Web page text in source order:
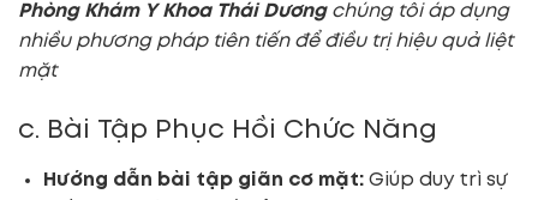
Phòng Khám Y Khoa Thái Dươngchúng tôi áp dụng
nhiều phương pháp tiên tiến để điều trị hiệu quả liệt
mặt
c. Bài Tập Phục Hồi Chức Năng
Hướng dẫn bài tập giãn cơ mặt:Giúp duy trì sự